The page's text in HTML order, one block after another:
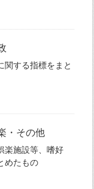
関する指標をまと
・その他
楽施設等、嗜好
めたもの